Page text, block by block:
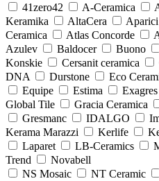
41zero42
A-Ceramica
Keramika
AltaCera Aparici
Ceramica
Atlas Concorde
Azulev
Baldocer Buono
Konskie
Cersanit ceramica
DNA
Durstone Eco
Equipe
Estima Exagres
Global Tile
Gracia Ceramica
Gresmanc
IDALGO
Kerama Marazzi
Kerlife
Laparet
LB-Ceramics
Trend
Novabell
NS Mosaic
NT Ceramic